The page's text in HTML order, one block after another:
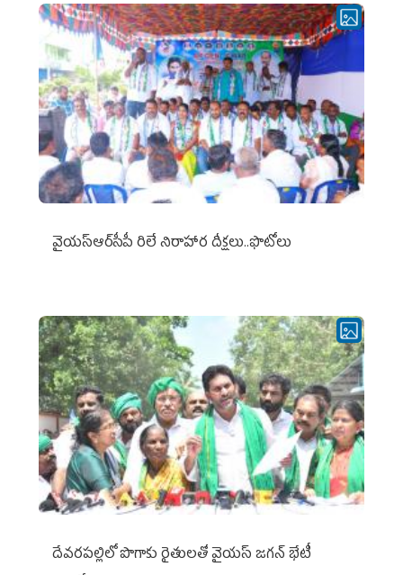
వైయ‌స్ఆర్‌సీపీ రిలే నిరాహార దీక్షలు..ఫొటోలు
దేవరపల్లిలో పొగాకు రైతులతో వైయస్ జగన్ భేటీ